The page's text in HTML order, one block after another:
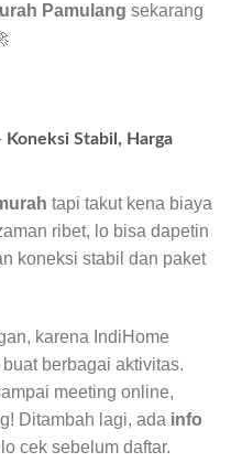
Pamulang sekarang
Koneksi Stabil, Harga
tapi takut kena biaya
ribet, lo bisa dapetin
koneksi stabil dan paket
karena IndiHome
buat berbagai aktivitas.
meeting online,
Ditambah lagi, ada info
cek sebelum daftar.